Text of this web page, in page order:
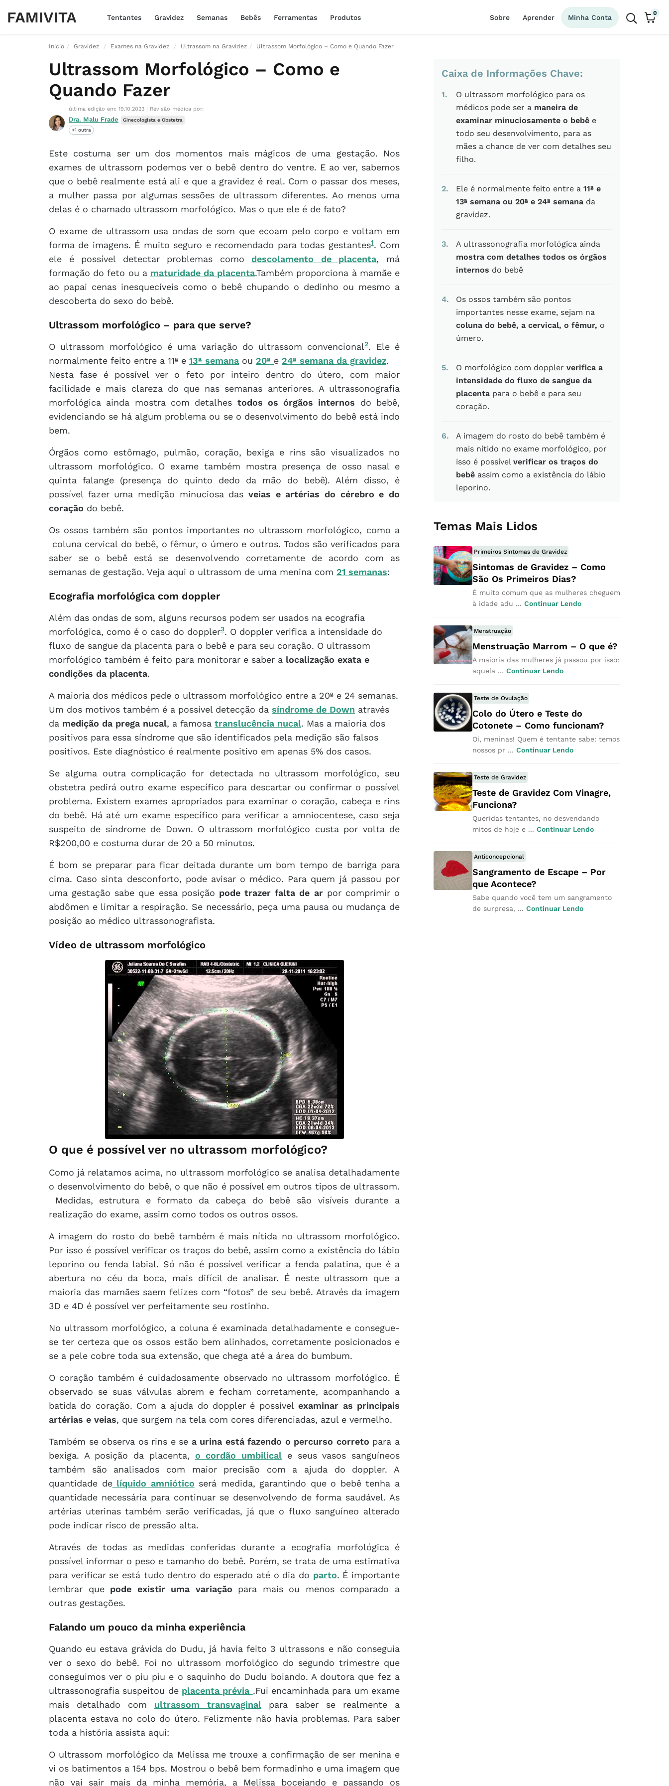
Tentantes Gravidez Semanas Bebês Ferramentas Produtos Sobre Aprender Minha Conta
0
Início Gravidez Exames na Gravidez Ultrassom na Gravidez Ultrassom Morfológico – Como e Quando Fazer
Ultrassom Morfológico – Como e
Quando Fazer
última edição em: 19.10.2023 | Revisão médica por:
Dra. Malu Frade
Ginecologista e Obstetra
+1 outra
Este costuma ser um dos momentos mais mágicos de uma gestação. Nos
exames de ultrassom podemos ver o bebê dentro do ventre. E ao ver, sabemos
que o bebê realmente está ali e que a gravidez é real. Com o passar dos meses,
a mulher passa por algumas sessões de ultrassom diferentes. Ao menos uma
delas é o chamado ultrassom morfológico. Mas o que ele é de fato?
O exame de ultrassom usa ondas de som que ecoam pelo corpo e voltam em
forma de imagens. É muito seguro e recomendado para todas gestantes1. Com
ele é possível detectar problemas comodescolamento de placenta, má
formação do feto ou a maturidade da placenta.Também proporciona à mamãe e
ao papai cenas inesquecíveis como o bebê chupando o dedinho ou mesmo a
descoberta do sexo do bebê.
Ultrassom morfológico – para que serve?
O ultrassom morfológico é uma variação do ultrassom convencional2. Ele é
normalmente feito entre a 11ª e 13ª semana ou 20ª e 24ª semana da gravidez.
Nesta fase é possível ver o feto por inteiro dentro do útero, com maior
facilidade e mais clareza do que nas semanas anteriores. A ultrassonografia
morfológica ainda mostra com detalhes todos os órgãos internos do bebê,
evidenciando se há algum problema ou se o desenvolvimento do bebê está indo
bem.
Órgãos como estômago, pulmão, coração, bexiga e rins são visualizados no
ultrassom morfológico. O exame também mostra presença de osso nasal e
quinta falange (presença do quinto dedo da mão do bebê). Além disso, é
possível fazer uma medição minuciosa das veias e artérias do cérebro e do
coração do bebê.
Os ossos também são pontos importantes no ultrassom morfológico, como a
coluna cervical do bebê, o fêmur, o úmero e outros. Todos são verificados para
saber se o bebê está se desenvolvendo corretamente de acordo com as
semanas de gestação. Veja aqui o ultrassom de uma menina com 21 semanas:
Ecografia morfológica com doppler
Além das ondas de som, alguns recursos podem ser usados na ecografia
morfológica, como é o caso do doppler3. O doppler verifica a intensidade do
fluxo de sangue da placenta para o bebê e para seu coração. O ultrassom
morfológico também é feito para monitorar e saber a localização exata e
condições da placenta.
A maioria dos médicos pede o ultrassom morfológico entre a 20ª e 24 semanas.
Um dos motivos também é a possível detecção da síndrome de Down através
da medição da prega nucal, a famosa translucência nucal. Mas a maioria dos
positivos para essa síndrome que são identificados pela medição são falsos
positivos. Este diagnóstico é realmente positivo em apenas 5% dos casos.
Se alguma outra complicação for detectada no ultrassom morfológico, seu
obstetra pedirá outro exame específico para descartar ou confirmar o possível
problema. Existem exames apropriados para examinar o coração, cabeça e rins
do bebê. Há até um exame específico para verificar a amniocentese, caso seja
suspeito de síndrome de Down. O ultrassom morfológico custa por volta de
R$200,00 e costuma durar de 20 a 50 minutos.
É bom se preparar para ficar deitada durante um bom tempo de barriga para
cima. Caso sinta desconforto, pode avisar o médico. Para quem já passou por
uma gestação sabe que essa posição pode trazer falta de arpor comprimir o
abdômen e limitar a respiração. Se necessário, peça uma pausa ou mudança de
posição ao médico ultrassonografista.
Vídeo de ultrassom morfológico
O que é possível ver no ultrassom morfológico?
Como já relatamos acima, no ultrassom morfológico se analisa detalhadamente
o desenvolvimento do bebê, o que não é possível em outros tipos de ultrassom.
Medidas, estrutura e formato da cabeça do bebê são visíveis durante a
realização do exame, assim como todos os outros ossos.
A imagem do rosto do bebê também é mais nítida no ultrassom morfológico.
Por isso é possível verificar os traços do bebê, assim como a existência do lábio
leporino ou fenda labial. Só não é possível verificar a fenda palatina, que é a
abertura no céu da boca, mais difícil de analisar. É neste ultrassom que a
maioria das mamães saem felizes com “fotos” de seu bebê. Através da imagem
3D e 4D é possível ver perfeitamente seu rostinho.
No ultrassom morfológico, a coluna é examinada detalhadamente e consegue-
se ter certeza que os ossos estão bem alinhados, corretamente posicionados e
se a pele cobre toda sua extensão, que chega até a área do bumbum.
O coração também é cuidadosamente observado no ultrassom morfológico. É
observado se suas válvulas abrem e fecham corretamente, acompanhando a
batida do coração. Com a ajuda do doppler é possívelexaminar as principais
artérias e veias, que surgem na tela com cores diferenciadas, azul e vermelho.
Também se observa os rins e se a urina está fazendo o percurso correto para a
bexiga. A posição da placenta, o cordão umbilical e seus vasos sanguíneos
também são analisados com maior precisão com a ajuda do doppler. A
quantidade delíquido amniótico será medida, garantindo que o bebê tenha a
quantidade necessária para continuar se desenvolvendo de forma saudável. As
artérias uterinas também serão verificadas, já que o fluxo sanguíneo alterado
pode indicar risco de pressão alta.
Através de todas as medidas conferidas durante a ecografia morfológica é
possível informar o peso e tamanho do bebê. Porém, se trata de uma estimativa
para verificar se está tudo dentro do esperado até o dia do parto. É importante
lembrar que pode existir uma variação para mais ou menos comparado a
outras gestações.
Falando um pouco da minha experiência
Quando eu estava grávida do Dudu, já havia feito 3 ultrassons e não conseguia
ver o sexo do bebê. Foi no ultrassom morfológico do segundo trimestre que
conseguimos ver o piu piu e o saquinho do Dudu boiando. A doutora que fez a
ultrassonografia suspeitou de placenta prévia .Fui encaminhada para um exame
mais detalhado com ultrassom transvaginal para saber se realmente a
placenta estava no colo do útero. Felizmente não havia problemas. Para saber
toda a história assista aqui:
O ultrassom morfológico da Melissa me trouxe a confirmação de ser menina e
vi os batimentos a 154 bps. Mostrou o bebê bem formadinho e uma imagem que
não vai sair mais da minha memória, a Melissa bocejando e passando os
Caixa de Informações Chave:
1
O ultrassom morfológico para os
médicos pode ser a maneira de
examinar minuciosamente o bebê e
todo seu desenvolvimento, para as
mães a chance de ver com detalhes seu
filho.
2 Ele é normalmente feito entre a 11ª e
13ª semana ou 20ª e 24ª semana da
gravidez.
3
A ultrassonografia morfológica ainda
mostra com detalhes todos os órgãos
internos do bebê
4
Os ossos também são pontos
importantes nesse exame, sejam na
coluna do bebê, a cervical, o fêmur, o
úmero.
5 O morfológico com doppler verifica a
intensidade do fluxo de sangue da
placenta para o bebê e para seu
coração.
6
A imagem do rosto do bebê também é
mais nítido no exame morfológico, por
isso é possível verificar os traços do
bebê assim como a existência do lábio
leporino.
Temas Mais Lidos
Primeiros Sintomas de Gravidez
Sintomas de Gravidez – Como
São Os Primeiros Dias?
É muito comum que as mulheres cheguem
à idade adu ... Continuar Lendo
Menstruação
Menstruação Marrom – O que é?
A maioria das mulheres já passou por isso:
aquela ... Continuar Lendo
Teste de Ovulação
Colo do Útero e Teste do
Cotonete – Como funcionam?
Oi, meninas! Quem é tentante sabe: temos
nossos pr ... Continuar Lendo
Teste de Gravidez
Teste de Gravidez Com Vinagre,
Funciona?
Queridas tentantes, no desvendando
mitos de hoje e ... Continuar Lendo
Anticoncepcional
Sangramento de Escape – Por
que Acontece?
Sabe quando você tem um sangramento
de surpresa, ... Continuar Lendo